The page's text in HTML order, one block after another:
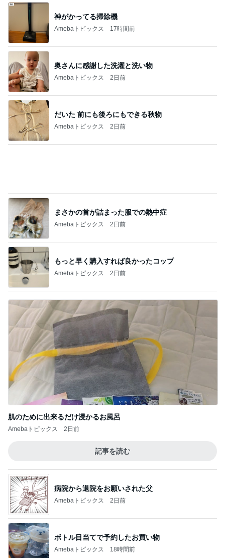
もっと早く購入すれば良かったコップ
Amebaトピックス
記事を読む
病院から退院をお願いされた父
Amebaトピックス 2日前
ボトル目当てで予約したお買い物
Amebaトピックス 18時間前
大人っぽく決まる黒×黒のコーデ
Amebaトピックス 2日前
森渉 ランキング戦へ死に物狂いの練習